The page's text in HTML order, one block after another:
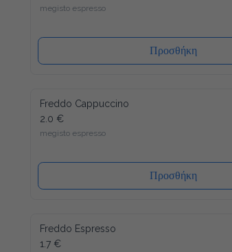
megisto espresso
Προσθήκη
Freddo Cappuccino
2.0 €
megisto espresso
Προσθήκη
Freddo Espresso
1.7 €